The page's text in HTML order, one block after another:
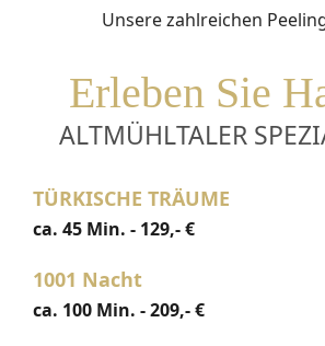
Erleben Sie
ALTMÜHLTALER
TÜRKISCHE TRÄUME
ca. 45 Min. - 129,- €
1001 Nacht
ca. 100 Min. - 209,- €